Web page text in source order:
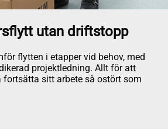
utan driftstopp
flytten i etapper vid behov, med
projektledning. Allt för att
fortsätta sitt arbete så ostört som